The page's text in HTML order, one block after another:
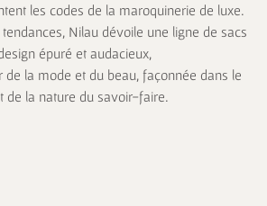
les codes de la maroquinerie de luxe.
Nilau dévoile une ligne de sacs
épuré et audacieux,
de la mode et du beau, façonnée dans le
de la nature du savoir-faire.